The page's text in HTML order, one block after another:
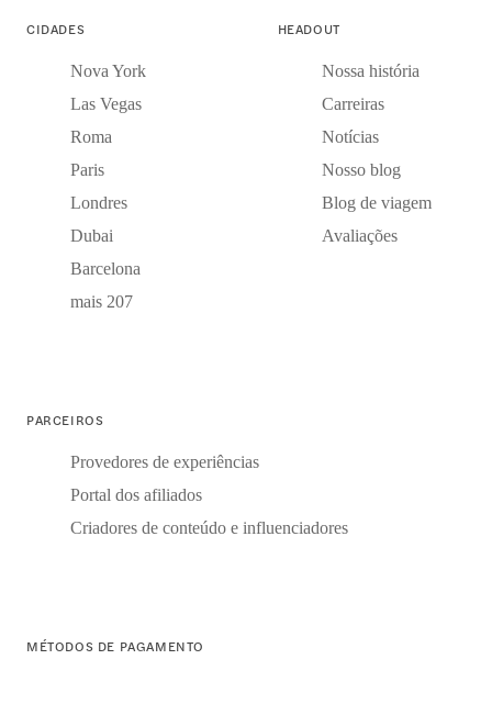
CIDADES
Nova York
Las Vegas
Roma
Paris
Londres
Dubai
Barcelona
mais 207
HEADOUT
Nossa história
Carreiras
Notícias
Nosso blog
Blog de viagem
Avaliações
PARCEIROS
Provedores de experiências
Portal dos afiliados
Criadores de conteúdo e influenciadores
MÉTODOS DE PAGAMENTO